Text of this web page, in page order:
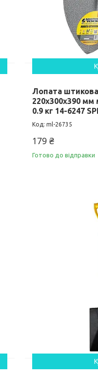
Лопата
220х300х390
0.9 кг 14-6247
ml-26735
179 ₴
Готово до відправки